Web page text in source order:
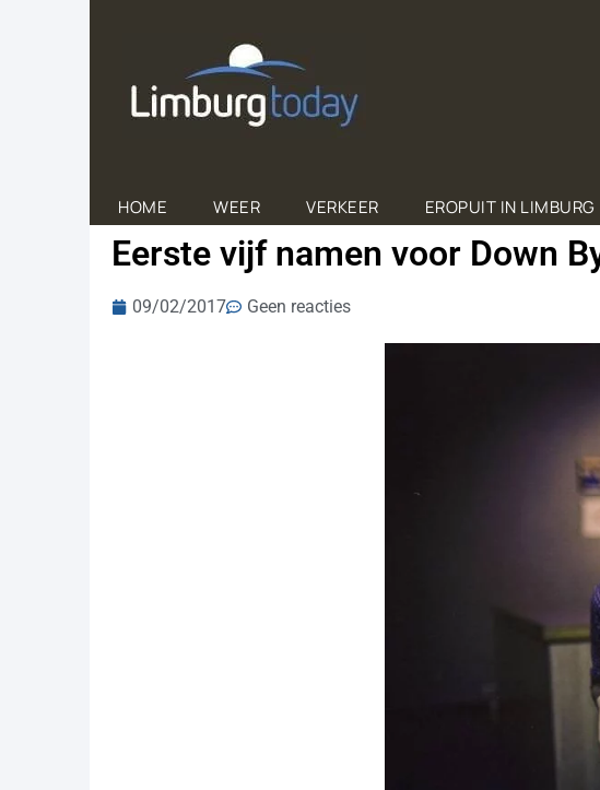
HOME WEER VERKEER EROPUIT IN LIMBURG
Eerste vijf namen voor Down
09/02/2017 Geen reacties